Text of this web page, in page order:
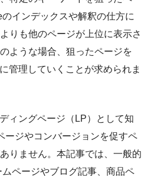
インデックスや解釈の仕方に
りも他のページが上位に表示さ
ような場合、狙ったページを
管理していくことが求められま
ィングページ（LP）として知
ージやコンバージョンを促すペ
りません。本記事では、一般的
ページやブログ記事、商品ペ